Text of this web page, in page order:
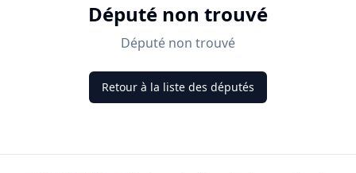
Député non trouvé
Député non trouvé
Retour à la liste des députés